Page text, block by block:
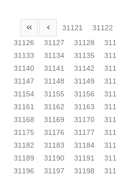
31121 31122
31126
31127 31128
31133
31134 31135
31140
31141 31142
31147
31148 31149
31154
31155 31156
31161
31162 31163
31168
31169 31170
31175
31176 31177
31182
31183 31184
31189
31190 31191
31196
31197 31198